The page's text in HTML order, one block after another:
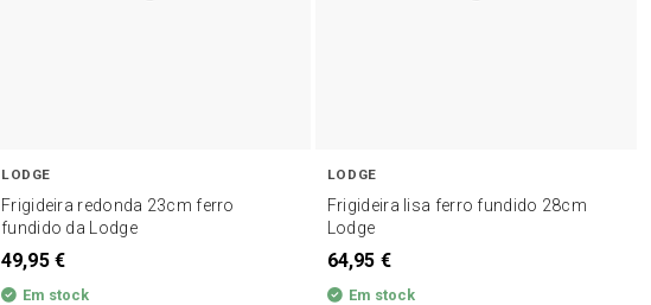
LODGE
Frigideira redonda 23cm ferro
fundido da Lodge
49,95 €
Em stock
LODGE
Frigideira lisa ferro fundido 28cm
Lodge
64,95 €
Em stock